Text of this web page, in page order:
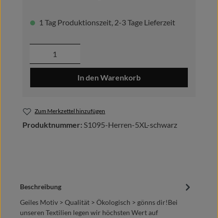
1 Tag Produktionszeit, 2-3 Tage Lieferzeit
Produkt Anzahl: Gib den gewünschten
In den Warenkorb
Zum Merkzettel hinzufügen
Produktnummer: S1095-Herren-5XL-schwarz
Beschreibung
Geiles Motiv > Qualität > Ökologisch > gönns dir!Bei
unseren Textilien legen wir höchsten Wert auf